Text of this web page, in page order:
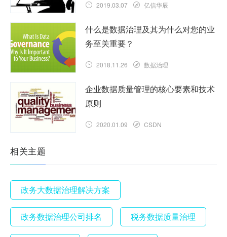
2019.03.07 亿信华辰
什么是数据治理及其为什么对您的业
务至关重要？
2018.11.26 数据治理
企业数据质量管理的核心要素和技术
原则
2020.01.09 CSDN
相关主题
政务大数据治理解决方案
政务数据治理公司排名 税务数据质量治理